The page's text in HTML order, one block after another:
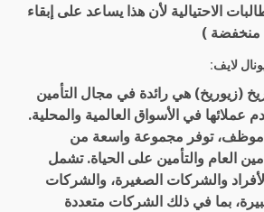
الاحتيالية لأن هذا يساعد على إبقاء
منخفضة )
لايف:
(زيوريخ) هي رائدة في مجال التأمين
عملائها في الأسواق العالمية والمحلية.
مع أكثر من 54,000 موظف، توفر مجموعة واسعة من
العام والتأمين على الحياة. تشمل
والشركات الصغيرة، والشركات
بما في ذلك الشركات متعددة